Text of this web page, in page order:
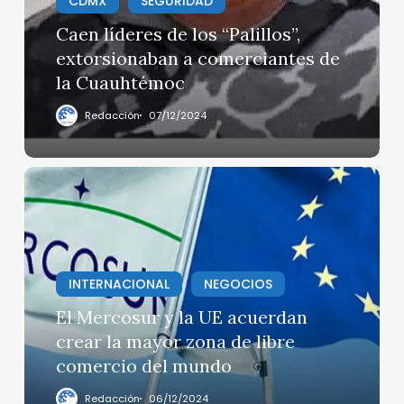
a
comerciantes
Cuauhtémoc
Caen líderes de los “Palillos”,
extorsionaban a comerciantes de
la Cuauhtémoc
Redacción 07/12/2024
El
Mercosur
la
UE
acuerdan
crear
mayor
INTERNACIONAL NEGOCIOS
El Mercosur y la UE acuerdan
crear la mayor zona de libre
comercio del mundo
Redacción 06/12/2024